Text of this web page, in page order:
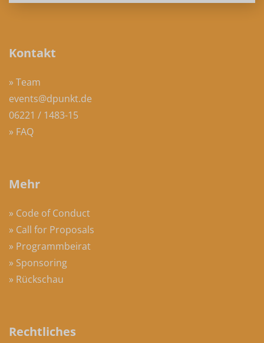
Kontakt
» Team
events@dpunkt.de
06221 / 1483-15
» FAQ
Mehr
» Code of Conduct
» Call for Proposals
» Programmbeirat
» Sponsoring
» Rückschau
Rechtliches